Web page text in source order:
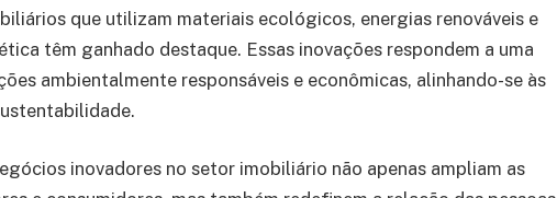
que utilizam materiais ecológicos, energias renováveis e
têm ganhado destaque. Essas inovações respondem a uma
ambientalmente responsáveis e econômicas, alinhando-se às
inovadores no setor imobiliário não apenas ampliam as